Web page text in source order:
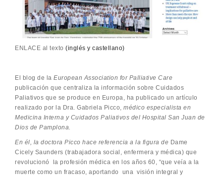
ENLACE al texto (inglés y castellano)
El blog de la European Association for Palliative Care
publicación que centraliza la información sobre Cuidados
Paliativos que se produce en Europa, ha publicado un artículo
realizado por la Dra. Gabriela Picco, médico especialista en
Medicina Interna y Cuidados Paliativos del Hospital San Juan de
Dios de Pamplona.
En él, la doctora Picco hace referencia a la figura de Dame
Cicely Saunders (trabajadora social, enfermera y médica) que
revolucionó la profesión médica en los años 60, “que veía a la
muerte como un fracaso, aportando una visión integral y